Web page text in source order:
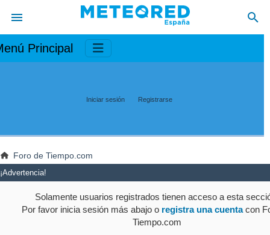
Principal
Iniciar sesión Registrarse
Foro de Tiempo.com
¡Advertencia!
Solamente usuarios registrados tienen acceso a esta
Por favor inicia sesión más abajo o registra una cuentacon
Tiempo.com